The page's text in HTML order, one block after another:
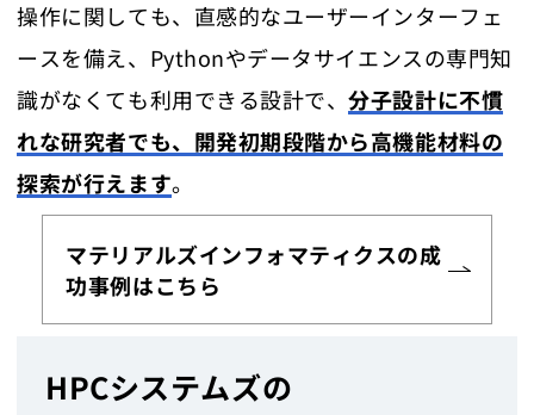
操作に関しても、直感的なユーザーインターフェ
ースを備え、Pythonやデータサイエンスの専門知
識がなくても利用できる設計で、分子設計に不慣
れな研究者でも、開発初期段階から高機能材料の
探索が行えます。
マテリアルズインフォマティクスの成
功事例はこちら
HPCシステムズの